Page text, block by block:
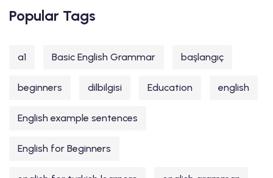
Popular Tags
a1 Basic English Grammar başlangıç
beginners dilbilgisi Education english
English example sentences
English for Beginners